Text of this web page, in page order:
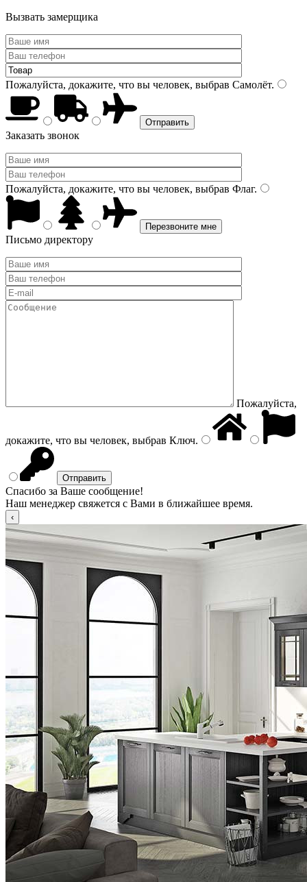
Вызвать замерщика
Пожалуйста, докажите, что вы человек, выбрав Самолёт.
Заказать звонок
Пожалуйста, докажите, что вы человек, выбрав Флаг.
Письмо директору
Пожалуйста,
докажите, что вы человек, выбрав Ключ.
Спасибо за Ваше сообщение!
Наш менеджер свяжется с Вами в ближайшее время.